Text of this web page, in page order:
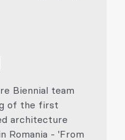
Biennial team
of the first
architecture
Romania - 'From